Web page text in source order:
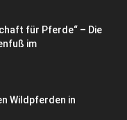
für Pferde“ – Die
im
Wildpferden in